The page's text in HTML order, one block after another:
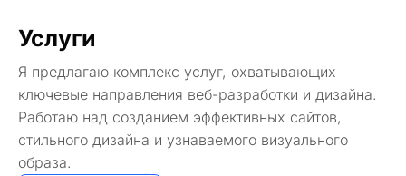
Услуги
Я предлагаю комплекс услуг, охватывающих
ключевые направления веб-разработки и дизайна.
Работаю над созданием эффективных сайтов,
стильного дизайна и узнаваемого визуального
образа.